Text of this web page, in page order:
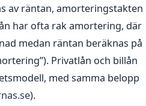
av räntan, amorteringstakten
har ofta rak amortering, där
medan räntan beräknas på
Privatlån och billån
med samma belopp
).